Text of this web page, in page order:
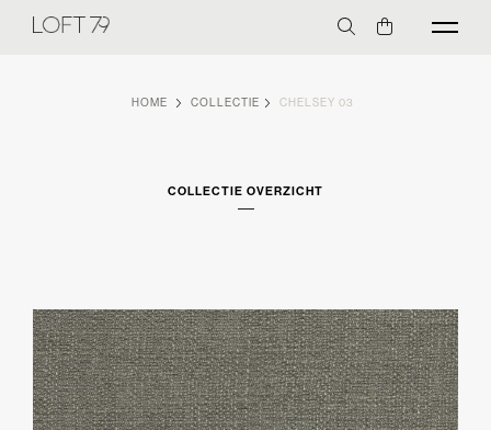
HOME COLLECTIE CHELSEY 03
COLLECTIE OVERZICHT